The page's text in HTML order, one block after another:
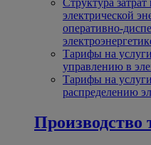
электрической
оперативно-
Тарифы на
управлению в
Тарифы на
распределению
Производство